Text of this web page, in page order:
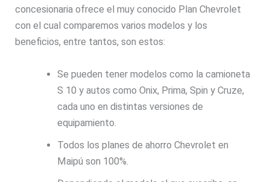
concesionaria ofrece el muy conocido Plan Chevrolet
con el cual comparemos varios modelos y los
beneficios, entre tantos, son estos:
Se pueden tener modelos como la camioneta
S 10 y autos como Onix, Prima, Spin y Cruze,
cada uno en distintas versiones de
equipamiento.
Todos los planes de ahorro Chevrolet en
Maipú son 100%.